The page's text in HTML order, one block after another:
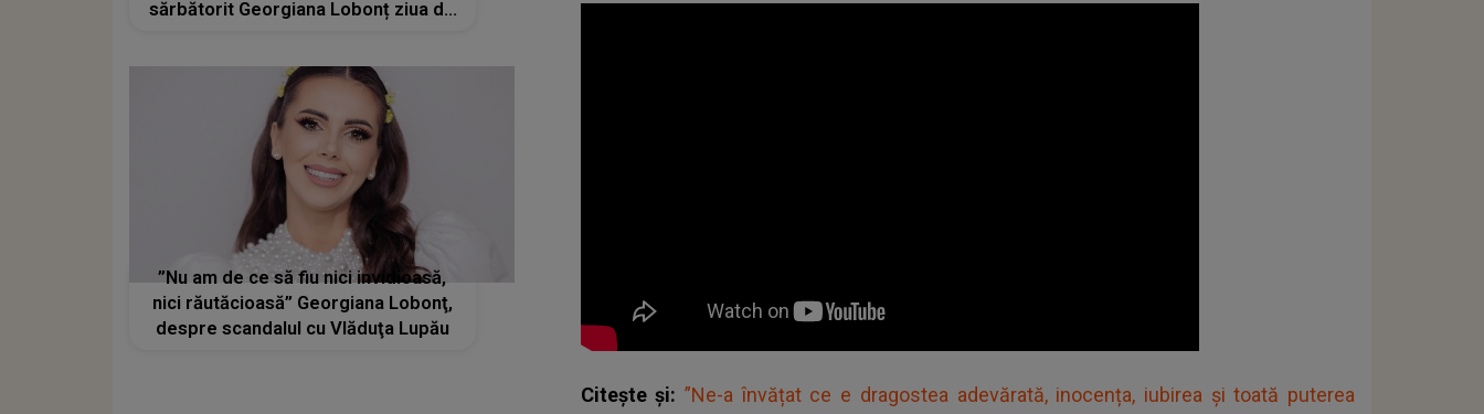
Citește și:”Ne-a învățat ce e dragostea adevărată, inocența, iubirea și toată puterea
sărbătorit Georgiana Lobonț ziua de
”Nu am de ce să fiu nici invidioasă,
nici răutăcioasă” Georgiana Lobonţ,
despre scandalul cu Vlăduţa Lupău